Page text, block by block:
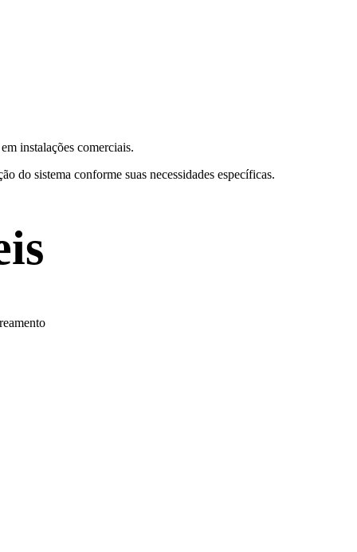
instalações comerciais.
do sistema conforme suas necessidades específicas.